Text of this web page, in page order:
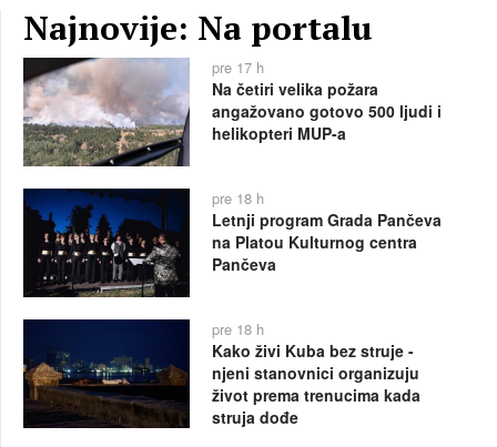
Najnovije: Na portalu
pre 17 h
Na četiri velika požara
angažovano gotovo 500 ljudi i
helikopteri MUP-a
pre 18 h
Letnji program Grada Pančeva
na Platou Kulturnog centra
Pančeva
pre 18 h
Kako živi Kuba bez struje -
njeni stanovnici organizuju
život prema trenucima kada
struja dođe